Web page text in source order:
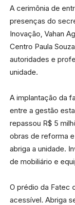
A cerimônia de
presenças do
Inovação, Vahan
Centro Paula
autoridades e
unidade.
A implantação da
entre a gestão
repassou R$ 5
obras de reforma
abriga a unidade.
de mobiliário e
O prédio da Fatec
acessível. Abriga